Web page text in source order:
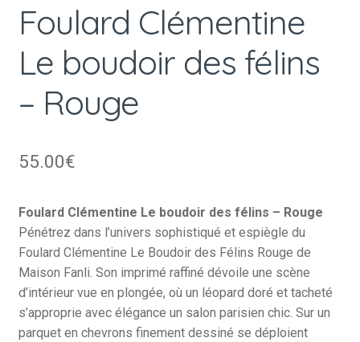
Foulard Clémentine
Le boudoir des félins
– Rouge
55.00€
Foulard Clémentine Le boudoir des félins – Rouge
Pénétrez dans l’univers sophistiqué et espiègle du
Foulard Clémentine Le Boudoir des Félins Rouge de
Maison Fanli. Son imprimé raffiné dévoile une scène
d’intérieur vue en plongée, où un léopard doré et tacheté
s’approprie avec élégance un salon parisien chic. Sur un
parquet en chevrons finement dessiné se déploient